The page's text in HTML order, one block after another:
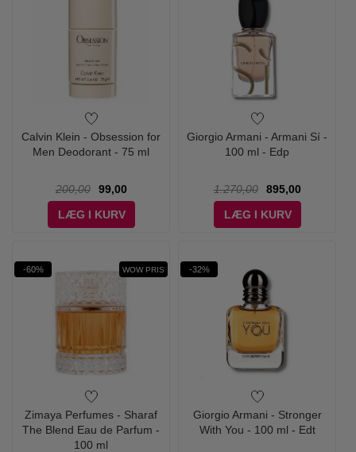
Calvin Klein - Obsession for
Men Deodorant - 75 ml
200,00
99,00
LÆG I KURV
Giorgio Armani - Armani Sí -
100 ml - Edp
1.270,00
895,00
LÆG I KURV
-60% WOW PRIS
Zimaya Perfumes - Sharaf
The Blend Eau de Parfum -
100 ml
-32%
Giorgio Armani - Stronger
With You - 100 ml - Edt